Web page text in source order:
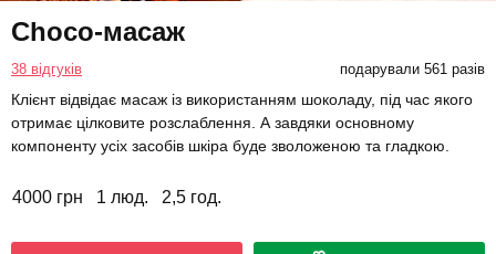
Choco-масаж
38 відгуків подарували 561 разів
Клієнт відвідає масаж із використанням шоколаду, під час якого
отримає цілковите розслаблення. А завдяки основному
компоненту усіх засобів шкіра буде зволоженою та гладкою.
4000 грн 1 люд. 2,5 год.